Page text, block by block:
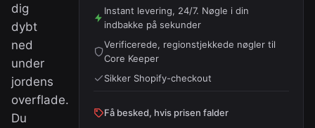
dig
dybt
ned
under
jordens
overflade.
Du
Instant levering, 24/7. Nøgle i din
indbakke på sekunder
Verificerede, regionstjekkede nøgler til
Core Keeper
Sikker Shopify-checkout
Få besked, hvis prisen falder